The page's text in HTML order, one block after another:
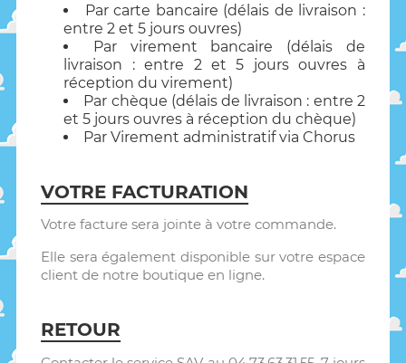
Par carte bancaire (délais de livraison :
entre 2 et 5 jours ouvres)
Par virement bancaire (délais de
livraison : entre 2 et 5 jours ouvres à
réception du virement)
Par chèque (délais de livraison : entre 2
et 5 jours ouvres à réception du chèque)
Par Virement administratif via Chorus
VOTRE FACTURATION
Votre facture sera jointe à votre commande.
Elle sera également disponible sur votre espace
client de notre boutique en ligne.
RETOUR